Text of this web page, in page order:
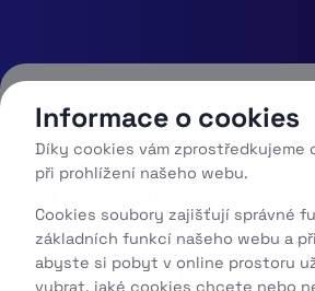
Fandíte sportu? Máme pro vás
přenosy na kanálechSport 1a
Nemusíte přitom podnikat
Informace o cookies
Díky cookies vám zprostředkujeme
při prohlížení našeho webu.
Cookies soubory zajišťují správné
základních funkcí našeho webu a
abyste si pobyt v online prostoru
vybrat, jaké cookies chcete nebo